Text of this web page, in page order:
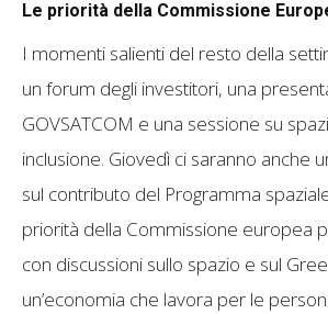
Le priorità della Commissione
I momenti salienti del resto della
un forum degli investitori, una
GOVSATCOM e una sessione su
inclusione. Giovedì ci saranno anche
sul contributo del Programma
priorità della Commissione europea
con discussioni sullo spazio e sul
un’economia che lavora per le